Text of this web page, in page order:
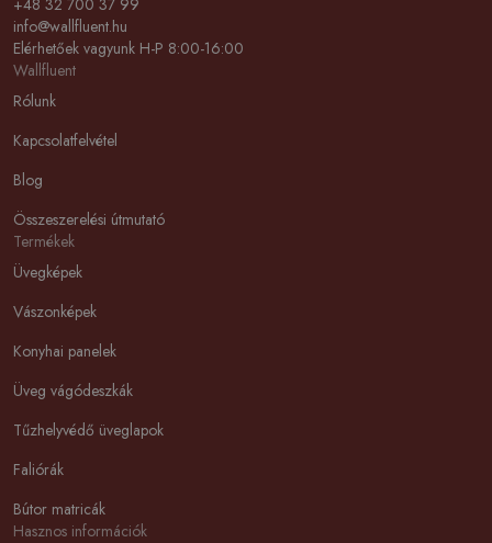
+48 32 700 37 99
info@wallfluent.hu
Elérhetőek vagyunk H-P 8:00-16:00
Wallfluent
Rólunk
Kapcsolatfelvétel
Blog
Összeszerelési útmutató
Termékek
Üvegképek
Vászonképek
Konyhai panelek
Üveg vágódeszkák
Tűzhelyvédő üveglapok
Faliórák
Bútor matricák
Hasznos információk